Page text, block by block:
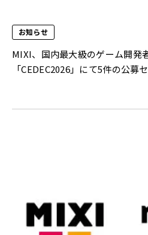
お知らせ
MIXI、国内最大級のゲーム開発
「CEDEC2026」にて5件の公募